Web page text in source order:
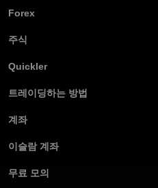
Forex
주식
Quickler
트레이딩하는 방법
계좌
이슬람 계좌
무료 모의